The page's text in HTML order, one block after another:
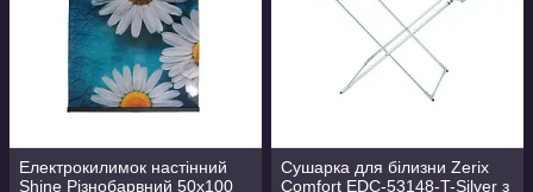
Електрокилимок настінний
Shine Різнобарвний 50х100
Сушарка для білизни Zerix
Comfort EDC-53148-T-Silver з